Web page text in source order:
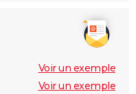
Voir un exemple
Voir un exemple